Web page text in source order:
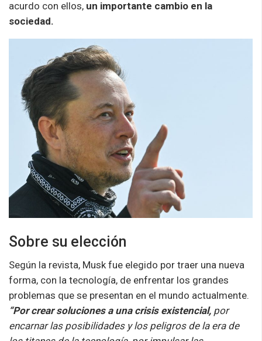
acurdo con ellos, un importante cambio en la
sociedad.
Sobre su elección
Según la revista, Musk fue elegido por traer una nueva
forma, con la tecnología, de enfrentar los grandes
problemas que se presentan en el mundo actualmente.
“Por crear soluciones a una crisis existencial, por
encarnar las posibilidades y los peligros de la era de